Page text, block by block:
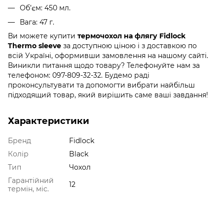
Об’єм: 450 мл.
Вага: 47 г.
Ви можете купити термочохол на флягу Fidlock
Thermo sleeve за доступною ціною і з доставкою по
всій Україні, оформивши замовлення на нашому сайті.
Виникли питання щодо товару? Телефонуйте нам за
телефоном: 097-809-32-32. Будемо раді
проконсультувати та допомогти вибрати найбільш
підходящий товар, який вирішить саме ваші завдання!
Характеристики
Бренд
Fidlock
Колір
Black
Тип
Чохол
Гарантійний
термін, міс.
12